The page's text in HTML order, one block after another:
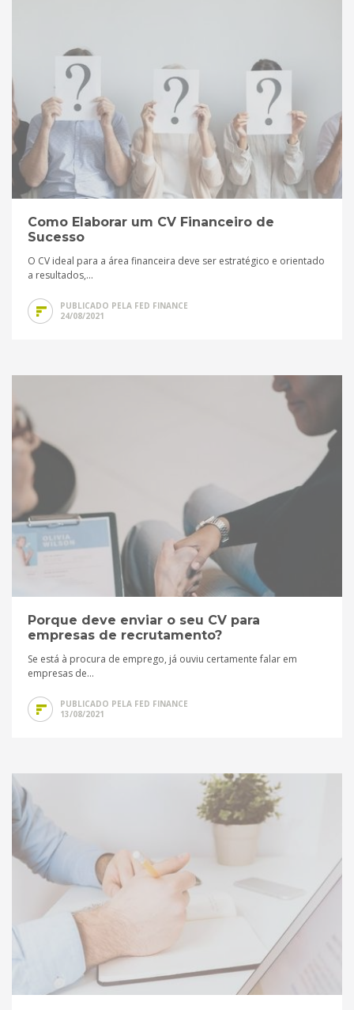
Como Elaborar um CV Financeiro de
Sucesso
O CV ideal para a área financeira deve ser estratégico e orientado
a resultados,...
PUBLICADO PELA FED FINANCE
24/08/2021
Porque deve enviar o seu CV para
empresas de recrutamento?
Se está à procura de emprego, já ouviu certamente falar em
empresas de...
PUBLICADO PELA FED FINANCE
13/08/2021